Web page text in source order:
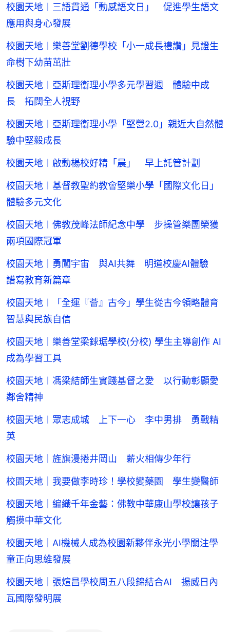
校園天地︱三語貫通「動感語文日」 促進學生語文
應用與身心發展
校園天地︱樂善堂劉德學校「小一成長禮讚」見證生
命樹下幼苗茁壯
校園天地︱亞斯理衞理小學多元學習週 體驗中成
長 拓闊全人視野
校園天地︱亞斯理衞理小學「堅營2.0」親近大自然體
驗中堅毅成長
校園天地︱啟動楊校好精「晨」 早上託管計劃
校園天地︱基督教聖約教會堅樂小學「國際文化日」
體驗多元文化
校園天地︱佛教茂峰法師紀念中學 步操管樂團榮獲
兩項國際冠軍
校園天地｜勇闖宇宙 與AI共舞 明道校慶AI體驗
譜寫教育新篇章
校園天地︱「全運『薈』古今」學生從古今領略體育
智慧與民族自信
校園天地｜樂善堂梁銶琚學校(分校) 學生主導創作 AI
成為學習工具
校園天地︱馮梁結師生實踐基督之愛 以行動彰顯愛
鄰舍精神
校園天地︱眾志成城 上下一心 李中男排 勇戰精
英
校園天地｜旌旗漫捲井岡山 薪火相傳少年行
校園天地｜我要做李時珍！學校變藥園 學生變醫師
校園天地｜編織千年金藝：佛教中華康山學校讓孩子
觸摸中華文化
校園天地｜AI機械人成為校園新夥伴永光小學關注學
童正向思維發展
校園天地｜張煊昌學校周五八段錦結合AI 揚威日內
瓦國際發明展